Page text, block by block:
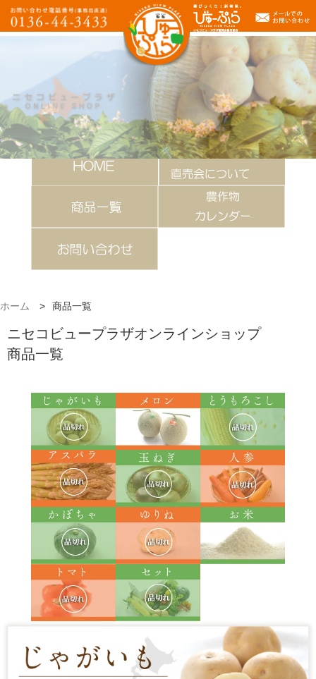
ホーム > 商品一覧
ニセコビュープラザオンラインショップ
商品一覧